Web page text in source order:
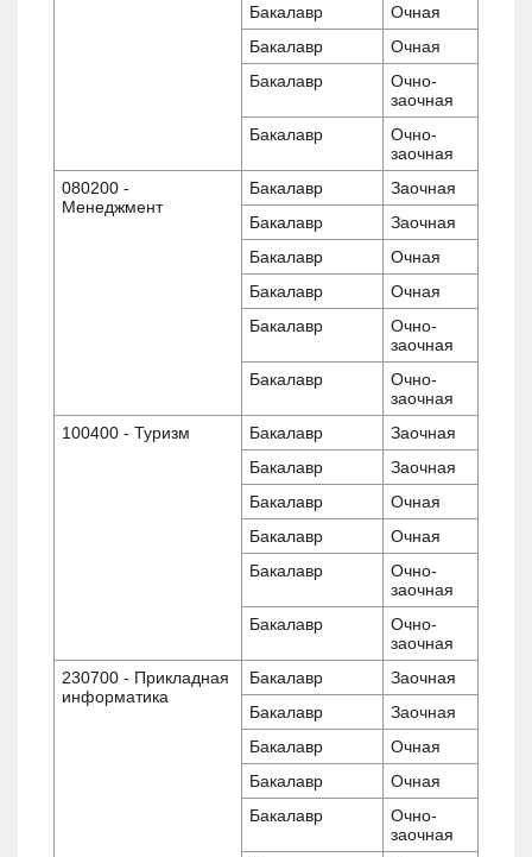
Бакалавр
Очная
Бакалавр
Очная
Бакалавр
Очно-
заочная
Бакалавр
Очно-
заочная
080200 -
Менеджмент
Бакалавр
Заочная
Бакалавр
Заочная
Бакалавр
Очная
Бакалавр
Очная
Бакалавр
Очно-
заочная
Бакалавр
Очно-
заочная
100400 - Туризм
Бакалавр
Заочная
Бакалавр
Заочная
Бакалавр
Очная
Бакалавр
Очная
Бакалавр
Очно-
заочная
Бакалавр
Очно-
заочная
230700 - Прикладная
информатика
Бакалавр
Заочная
Бакалавр
Заочная
Бакалавр
Очная
Бакалавр
Очная
Бакалавр
Очно-
заочная